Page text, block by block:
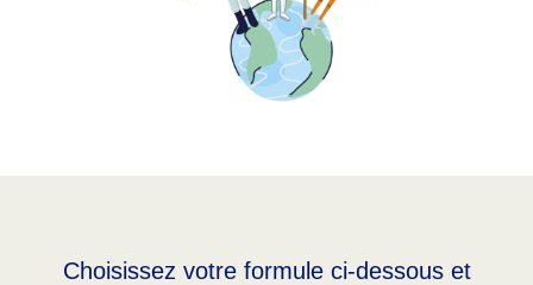
Choisissez votre formule ci-dessous et